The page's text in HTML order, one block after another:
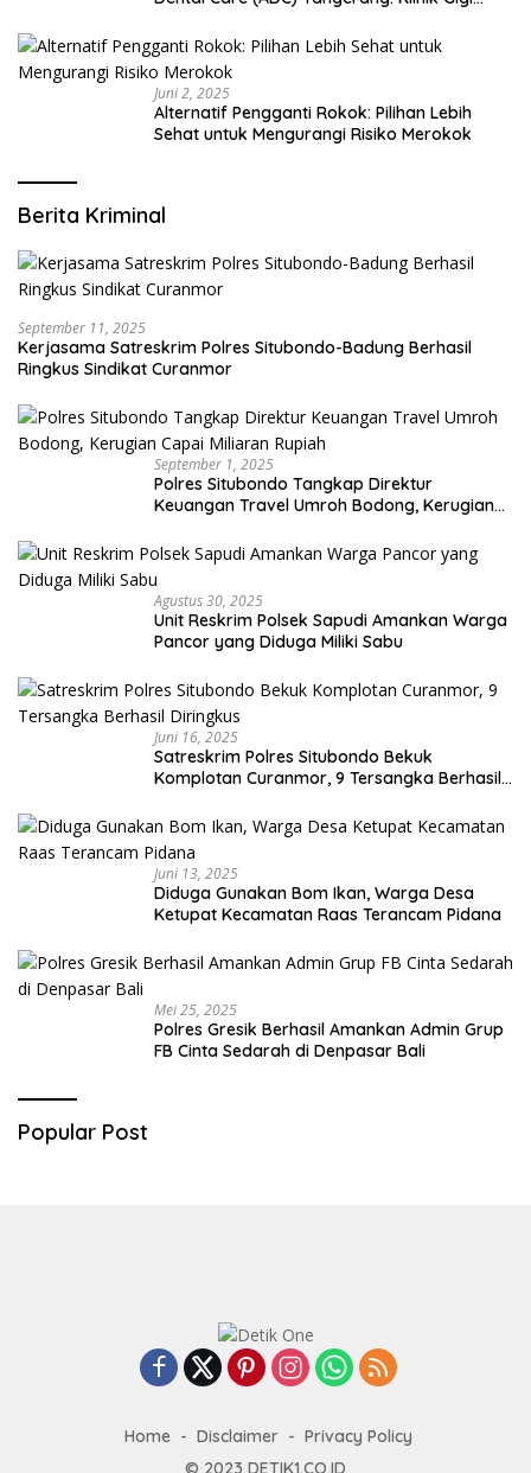
Juni 2, 2025
Alternatif Pengganti Rokok: Pilihan Lebih
Sehat untuk Mengurangi Risiko Merokok
Berita Kriminal
September 11, 2025
Kerjasama Satreskrim Polres Situbondo-Badung Berhasil
Ringkus Sindikat Curanmor
September 1, 2025
Polres Situbondo Tangkap Direktur
Keuangan Travel Umroh Bodong, Kerugian
Agustus 30, 2025
Unit Reskrim Polsek Sapudi Amankan Warga
Pancor yang Diduga Miliki Sabu
Juni 16, 2025
Satreskrim Polres Situbondo Bekuk
Komplotan Curanmor, 9 Tersangka Berhasil
Juni 13, 2025
Diduga Gunakan Bom Ikan, Warga Desa
Ketupat Kecamatan Raas Terancam Pidana
Mei 25, 2025
Polres Gresik Berhasil Amankan Admin Grup
FB Cinta Sedarah di Denpasar Bali
Popular Post
Home Disclaimer
Privacy Policy
© 2023 DETIK1.CO.ID